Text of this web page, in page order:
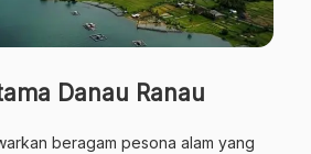
Danau Ranau
beragam pesona alam yang